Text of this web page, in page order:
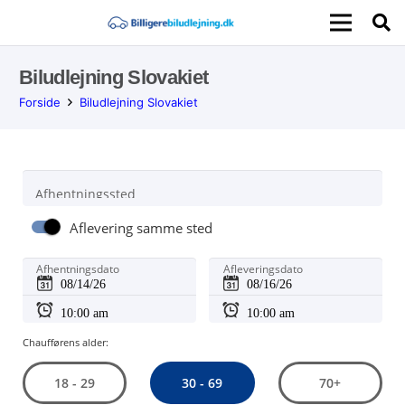
Biludlejning Slovakiet
Forside Biludlejning Slovakiet
Afhentningssted
Aflevering samme sted
Afhentningsdato Afleveringsdato
Chaufførens alder:
18 - 29 30 - 69 70+